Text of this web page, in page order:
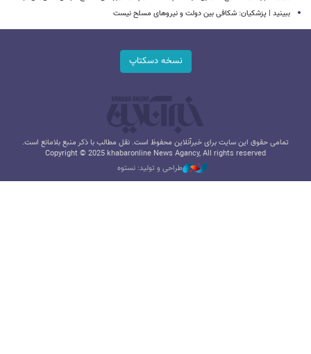
ببینید | پزشکیان: شکافی بین دولت و نیروهای مسلح نیست
نسخه دسکتاپ
تمامی حقوق این سایت برای خبرآنلاین محفوظ است. نقل مطالب با ذکر منبع بلامانع است.
Copyright © 2025 khabaronline News Agancy, All rights reserved
طراحی و تولید: نستوه